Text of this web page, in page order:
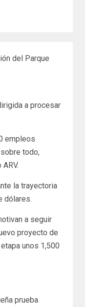
del Parque
a procesar
empleos
todo,
la trayectoria
dólares.
a seguir
proyecto de
unos 1,500
prueba